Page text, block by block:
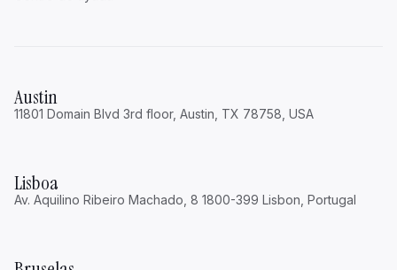
Austin
11801 Domain Blvd 3rd floor, Austin, TX 78758, USA
Lisboa
Av. Aquilino Ribeiro Machado, 8 1800-399 Lisbon, Portugal